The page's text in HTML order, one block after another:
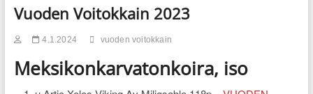
Vuoden Voitokkain 2023
4.1.2024 vuoden voitokkain
Meksikonkarvatonkoira, iso